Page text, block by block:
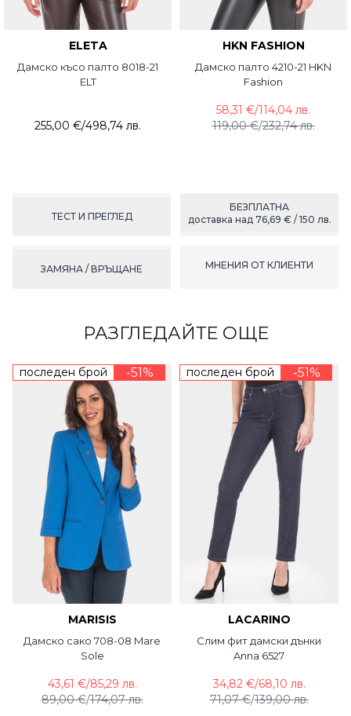
ELETA
Дамско късо палто 8018-21
ELT
255,00 €/498,74 лв.
HKN FASHION
Дамско палто 4210-21 HKN
Fashion
119,00 €/232,74 лв.
58,31 €/114,04 лв.
ТЕСТ И ПРЕГЛЕД
БЕЗПЛАТНА
доставка над 76,69 € / 150 лв.
ЗАМЯНА / ВРЪЩАНЕ МНЕНИЯ ОТ КЛИЕНТИ
РАЗГЛЕДАЙТЕ ОЩЕ
последен брой -51%
MARISIS
Дамско сако 708-08 Mare
Sole
89,00 €/174,07 лв.
43,61 €/85,29 лв.
последен брой -51%
LACARINO
Слим фит дамски дънки
Anna 6527
71,07 €/139,00 лв.
34,82 €/68,10 лв.